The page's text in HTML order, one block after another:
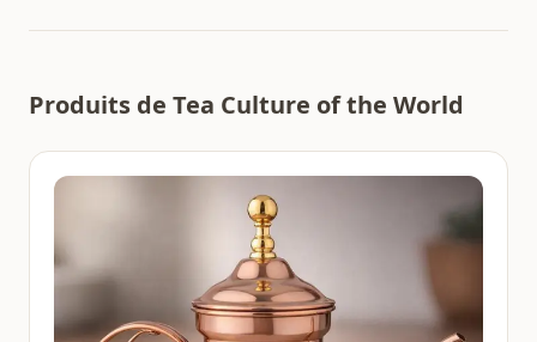
Produits de Tea Culture of the World